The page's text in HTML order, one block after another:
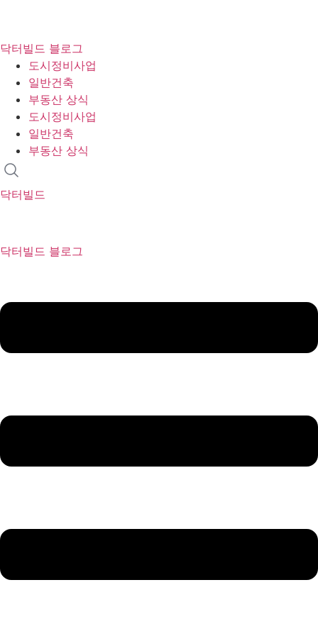
츠
닥터빌드 블로그
도시정비사업
일반건축
부동산 상식
도시정비사업
일반건축
부동산 상식
닥터빌드
닥터빌드 블로그